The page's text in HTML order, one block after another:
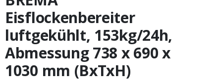
der
Bildergalerie
springen
Eisflockenbereiter
luftgekühlt, 153kg/24h,
Abmessung 738 x 690 x
1030 mm (BxTxH)